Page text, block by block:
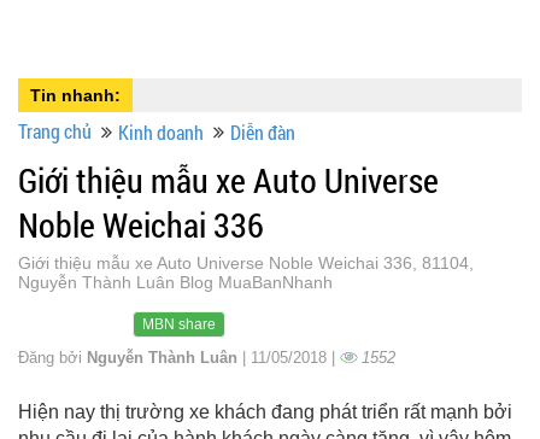
Tin nhanh:
Trang chủ Kinh doanh Diễn đàn
Giới thiệu mẫu xe Auto Universe
Noble Weichai 336
Giới thiệu mẫu xe Auto Universe Noble Weichai 336, 81104,
Nguyễn Thành Luân Blog MuaBanNhanh
MBN share
Đăng bởi Nguyễn Thành Luân | 11/05/2018 | 1552
Hiện nay thị trường xe khách đang phát triển rất mạnh bởi